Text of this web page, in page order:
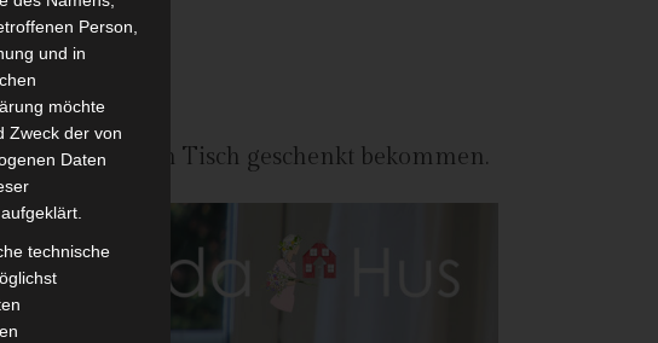
Tisch geschenkt bekommen.
Person,
und in
möchte
Zweck der von
Daten
technische